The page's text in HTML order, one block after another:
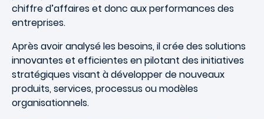
chiffre d’affaires et donc aux performances des
entreprises.
Après avoir analysé les besoins, il crée des solutions
innovantes et efficientes en pilotant des initiatives
stratégiques visant à développer de nouveaux
produits, services, processus ou modèles
organisationnels.